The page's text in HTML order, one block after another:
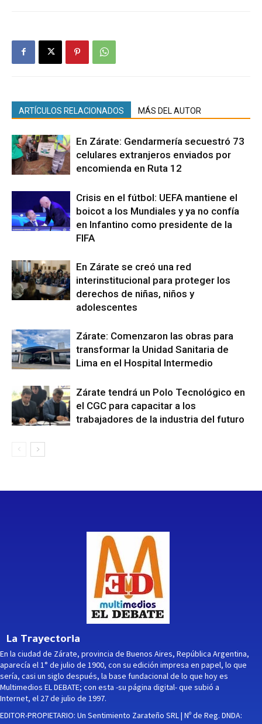
ARTÍCULOS RELACIONADOS MÁS DEL AUTOR
En Zárate: Gendarmería secuestró 73
celulares extranjeros enviados por
encomienda en Ruta 12
Crisis en el fútbol: UEFA mantiene el
boicot a los Mundiales y ya no confía
en Infantino como presidente de la
FIFA
En Zárate se creó una red
interinstitucional para proteger los
derechos de niñas, niños y
adolescentes
Zárate: Comenzaron las obras para
transformar la Unidad Sanitaria de
Lima en el Hospital Intermedio
Zárate tendrá un Polo Tecnológico en
el CGC para capacitar a los
trabajadores de la industria del futuro
La Trayectoria
En la ciudad de Zárate, provincia de Buenos Aires, República Argentina,
aparecía el 1° de julio de 1900, con su edición impresa en papel, lo que
sería, casi un siglo después, la base fundacional de lo que hoy es
Multimedios EL DEBATE; con esta -su página digital- que subió a
Internet, el 27 de julio de 1997.
EDITOR-PROPIETARIO: Un Sentimiento Zarateño SRL | Nº de Reg. DNDA: